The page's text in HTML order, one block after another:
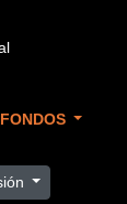
FONDOS